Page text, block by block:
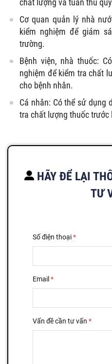
chất lượng và tuân thủ
Cơ quan quản lý nhà
kiểm nghiệm để giám
trường.
Bệnh viện, nhà thuốc:
nghiệm để kiểm tra chất
cho bệnh nhân.
Cá nhân: Có thể sử dụng
tra chất lượng thuốc trước
HÃY ĐỂ LẠI
TƯ